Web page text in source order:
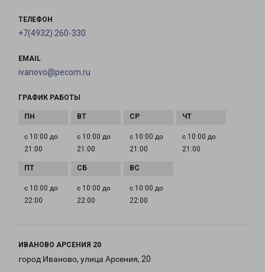
ТЕЛЕФОН
+7(4932) 260-330
EMAIL
ivanovo@pecom.ru
ГРАФИК РАБОТЫ
с 10:00 до
21:00
с 10:00 до
21:00
с 10:00 до
21:00
с 10:00 до
21:00
с 10:00 до
22:00
с 10:00 до
22:00
с 10:00 до
22:00
ИВАНОВО АРСЕНИЯ 20
город Иваново, улица Арсения, 20